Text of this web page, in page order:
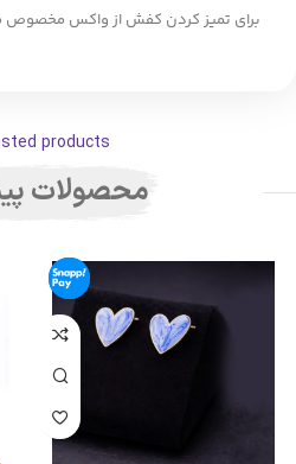
برای تمیز کردن کفش از واکس مخصوص
products
محصولات